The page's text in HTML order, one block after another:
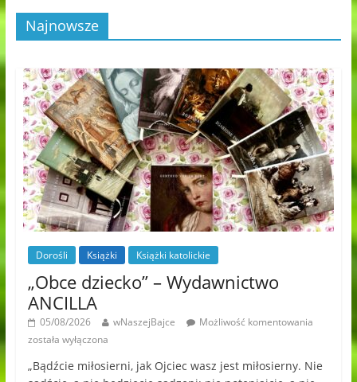
Najnowsze
Dorośli Książki Książki katolickie
„Obce dziecko” – Wydawnictwo
ANCILLA
05/08/2026 wNaszejBajce
Możliwość komentowania
została wyłączona
„Bądźcie miłosierni, jak Ojciec wasz jest miłosierny. Nie